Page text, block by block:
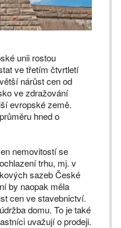
unii rostou
ve třetím čtvrtletí
nárůst cen od
ve zdražování
evropské země.
hned o
nemovitostí se
trhu, mj. v
sazeb České
by naopak měla
cen ve stavebnictví.
domu. To je také
uvažují o prodeji.